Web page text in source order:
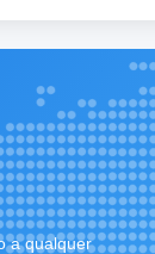
a qualquer